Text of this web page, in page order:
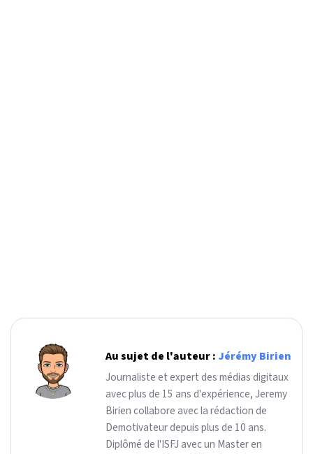
Au sujet de l'auteur : Jérémy Birien
Journaliste et expert des médias digitaux
avec plus de 15 ans d'expérience, Jeremy
Birien collabore avec la rédaction de
Demotivateur depuis plus de 10 ans.
Diplômé de l'ISFJ avec un Master en